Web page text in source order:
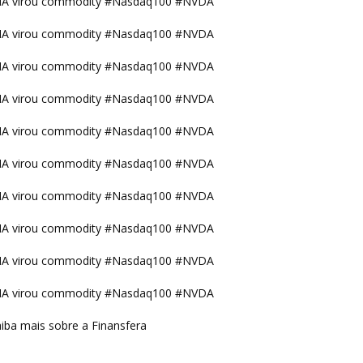
virou commodity #Nasdaq100 #NVDA
virou commodity #Nasdaq100 #NVDA
virou commodity #Nasdaq100 #NVDA
virou commodity #Nasdaq100 #NVDA
virou commodity #Nasdaq100 #NVDA
virou commodity #Nasdaq100 #NVDA
virou commodity #Nasdaq100 #NVDA
virou commodity #Nasdaq100 #NVDA
virou commodity #Nasdaq100 #NVDA
mais sobre a Finansfera